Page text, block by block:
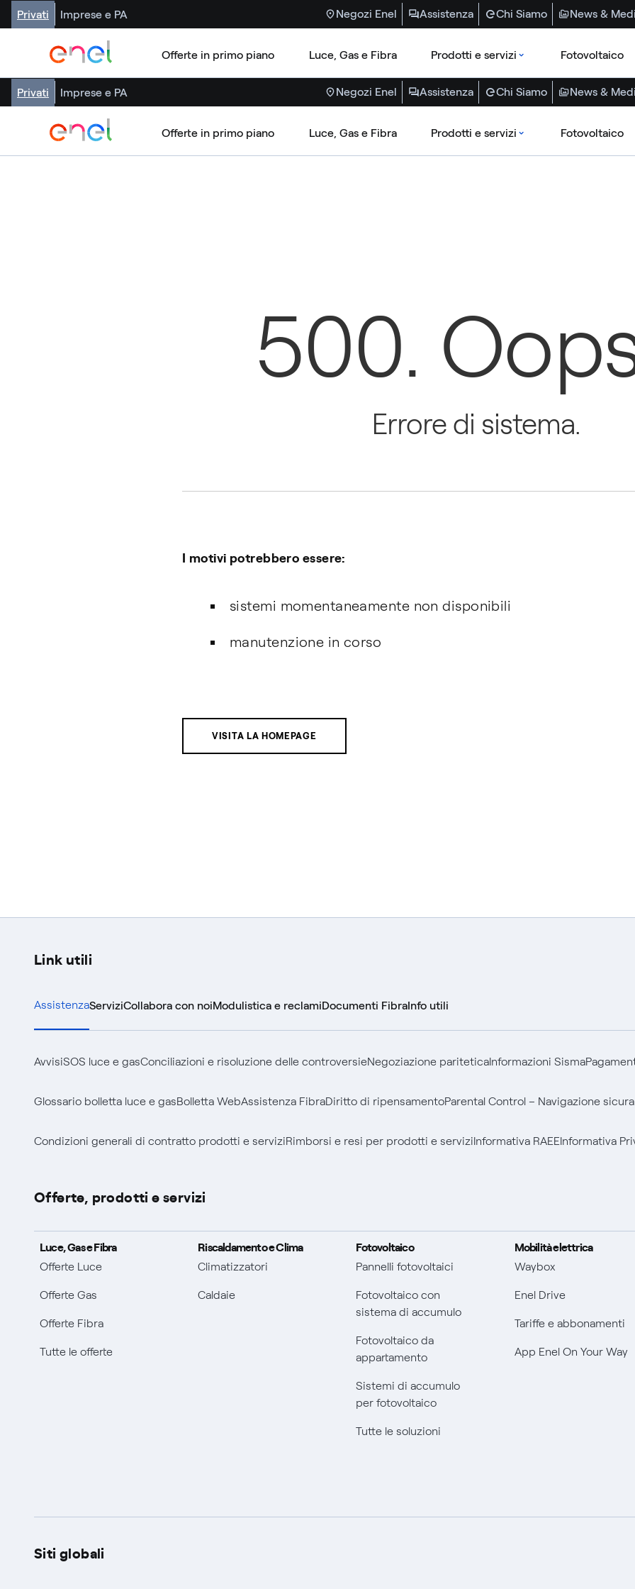
Privati Imprese e PA Negozi Enel Assistenza Chi Siamo News &
Offerte in primo piano Luce, Gas e Fibra Prodotti e servizi Fotovoltaico
Privati Imprese e PA Negozi Enel Assistenza Chi Siamo News &
Offerte in primo piano Luce, Gas e Fibra Prodotti e servizi Fotovoltaico
500.
Errore di sistema.
I motivi potrebbero essere:
sistemi momentaneamente non disponibili
manutenzione in corso
VISITA LA HOMEPAGE
Link utili
AssistenzaServiziCollabora con noiModulistica e reclamiDocumenti FibraInfo utili
AvvisiSOS luce e gasConciliazioni e risoluzione delle controversieNegoziazione pariteticaInformazioni Sisma
Glossario bolletta luce e gasBolletta WebAssistenza FibraDiritto di ripensamentoParental Control – Navigazione sicura
Condizioni generali di contratto prodotti e serviziRimborsi e resi per prodotti e serviziInformativa RAEEInformativa
Offerte, prodotti e servizi
Luce, Gas e Fibra
Offerte Luce
Offerte Gas
Offerte Fibra
Tutte le offerte
Riscaldamento e Clima
Climatizzatori
Caldaie
Fotovoltaico
Pannelli fotovoltaici
Fotovoltaico con
sistema di accumulo
Fotovoltaico da
appartamento
Sistemi di accumulo
per fotovoltaico
Tutte le soluzioni
Mobilità elettrica
Waybox
Enel Drive
Tariffe e abbonamenti
App Enel On Your Way
Siti globali